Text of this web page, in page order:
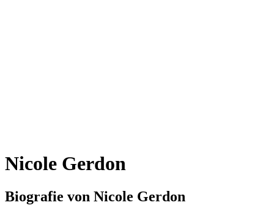
Nicole Gerdon
Biografie von Nicole Gerdon